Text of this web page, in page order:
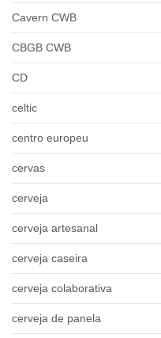
Cavern CWB
CBGB CWB
CD
celtic
centro europeu
cervas
cerveja
cerveja artesanal
cerveja caseira
cerveja colaborativa
cerveja de panela